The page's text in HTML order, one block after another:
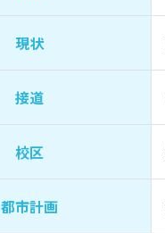
現状
接道
校区
都市計画